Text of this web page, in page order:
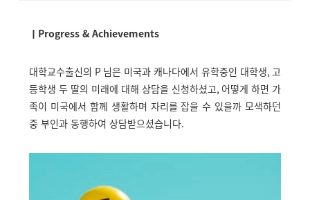
ㅣProgress & Achievements
대학교수출신의 P 님은 미국과 캐나다에서 유학중인 대학생, 고
등학생 두 딸의 미래에 대해 상담을 신청하셨고, 어떻게 하면 가
족이 미국에서 함께 생활하며 자리를 잡을 수 있을까 모색하던
중 부인과 동행하여 상담받으셨습니다.